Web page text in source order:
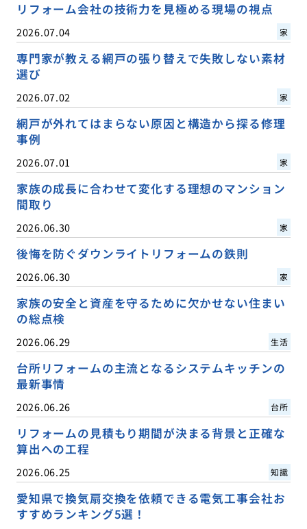
リフォーム会社の技術力を見極める現場の視点
2026.07.04 家
専門家が教える網戸の張り替えで失敗しない素材
選び
2026.07.02 家
網戸が外れてはまらない原因と構造から探る修理
事例
2026.07.01 家
家族の成長に合わせて変化する理想のマンション
間取り
2026.06.30 家
後悔を防ぐダウンライトリフォームの鉄則
2026.06.30 家
家族の安全と資産を守るために欠かせない住まい
の総点検
2026.06.29 生活
台所リフォームの主流となるシステムキッチンの
最新事情
2026.06.26 台所
リフォームの見積もり期間が決まる背景と正確な
算出への工程
2026.06.25 知識
愛知県で換気扇交換を依頼できる電気工事会社お
すすめランキング5選！